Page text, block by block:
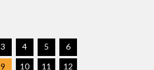
3 4 5
6
9 10 11 12